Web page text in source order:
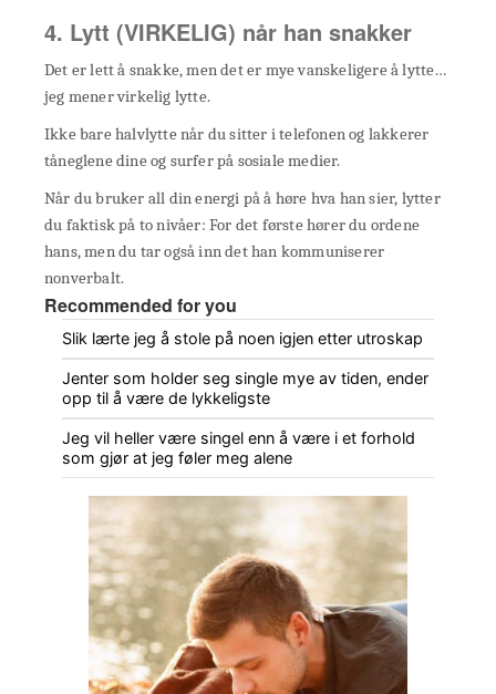
4. Lytt (VIRKELIG) når han snakker
Det er lett å snakke, men det er mye vanskeligere å lytte…
jeg mener virkelig lytte.
Ikke bare halvlytte når du sitter i telefonen og lakkerer
tåneglene dine og surfer på sosiale medier.
Når du bruker all din energi på å høre hva han sier, lytter
du faktisk på to nivåer: For det første hører du ordene
hans, men du tar også inn det han kommuniserer
nonverbalt.
Recommended for you
Slik lærte jeg å stole på noen igjen etter utroskap
Jenter som holder seg single mye av tiden, ender
opp til å være de lykkeligste
Jeg vil heller være singel enn å være i et forhold
som gjør at jeg føler meg alene